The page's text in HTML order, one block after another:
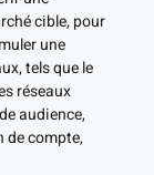
cible, pour
une
tels que le
réseaux
audience,
de compte,